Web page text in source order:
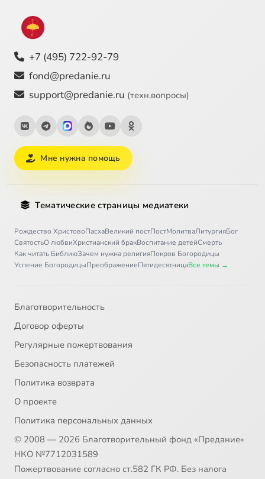
+7 (495) 722-92-79
fond@predanie.ru
support@predanie.ru (техн.вопросы)
Мне нужна помощь
Тематические страницы медиатеки
Рождество ХристовоПасхаВеликий постПостМолитваЛитургияБог
СвятостьО любвиХристианский бракВоспитание детейСмерть
Как читать БиблиюЗачем нужна религияПокров Богородицы
Успение БогородицыПреображениеПятидесятницаВсе темы →
Благотворительность
Договор оферты
Регулярные пожертвования
Безопасность платежей
Политика возврата
О проекте
Политика персональных данных
© 2008 — 2026 Благотворительный фонд «Предание»
НКО №7712031589
Пожертвование согласно ст.582 ГК РФ. Без налога